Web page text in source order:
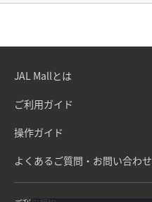
JAL Mallとは
ご利用ガイド
操作ガイド
よくあるご質問・お問い合わせ